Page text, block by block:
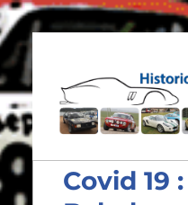
Historique
Nancy
Covid 19